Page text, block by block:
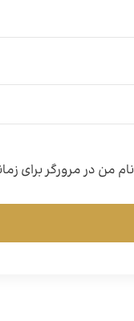
من در مرورگر برای